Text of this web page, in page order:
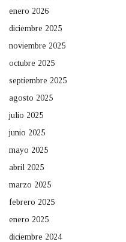
enero 2026
diciembre 2025
noviembre 2025
octubre 2025
septiembre 2025
agosto 2025
julio 2025
junio 2025
mayo 2025
abril 2025
marzo 2025
febrero 2025
enero 2025
diciembre 2024